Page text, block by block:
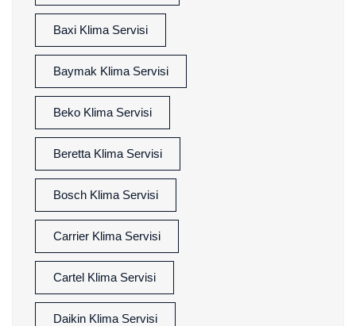
Baxi Klima Servisi
Baymak Klima Servisi
Beko Klima Servisi
Beretta Klima Servisi
Bosch Klima Servisi
Carrier Klima Servisi
Cartel Klima Servisi
Daikin Klima Servisi